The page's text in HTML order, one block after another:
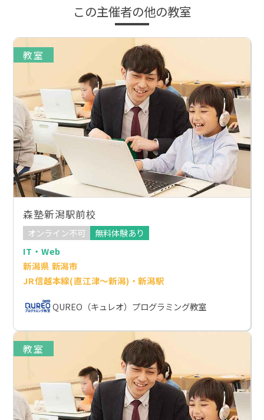
この主催者の他の教室
教室
森塾新潟駅前校
オンライン不可
無料体験あり
IT・Web
新潟県 新潟市
JR信越本線(直江津～新潟)・新潟駅
QUREO（キュレオ）プログラミング教室
教室